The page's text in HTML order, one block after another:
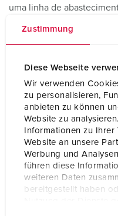
Zustimmung
Diese Webseite
Wir verwenden
zu personalisieren,
anbieten zu können
Website zu
Informationen zu
Website an unsere
Werbung und
führen diese
weiteren Daten
bereitgestellt haben
uma linha de
ligação de ar
diretamente na caixa,
As combinações móveis
EverBOX®, EverGUM e
compactas, podem ser
ao seu baixo peso e à
ou plástico, são fáceis de
impacto e de quebra.
As nossas combinações
IP44 ou IP67 e estão